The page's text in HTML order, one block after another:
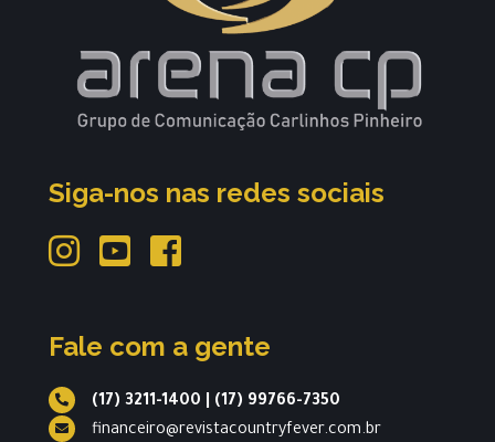
Siga-nos nas redes sociais
Fale com a gente
(17) 3211-1400
(17) 99766-7350
financeiro@revistacountryfever.com.br